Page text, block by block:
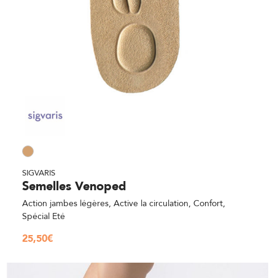
SIGVARIS
Semelles Venoped
Action jambes légères, Active la circulation, Confort,
Spécial Eté
25,50€